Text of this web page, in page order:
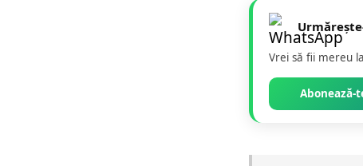
Vrei să fii mereu
Abonează-